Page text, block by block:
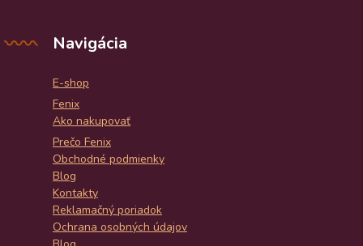
Navigácia
E-shop
Fenix
Ako nakupovať
Prečo Fenix
Obchodné podmienky
Blog
Kontakty
Reklamačný poriadok
Ochrana osobných údajov